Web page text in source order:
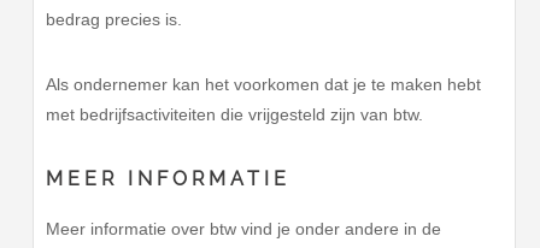
bedrag precies is.
Als ondernemer kan het voorkomen dat je te maken hebt
met bedrijfsactiviteiten die vrijgesteld zijn van btw.
MEER INFORMATIE
Meer informatie over btw vind je onder andere in de